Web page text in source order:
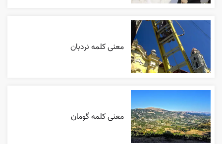
معنی کلمه نردبان
معنی کلمه گومان